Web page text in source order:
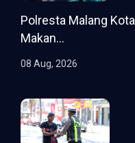
Polresta Malang
Makan...
08 Aug, 2026